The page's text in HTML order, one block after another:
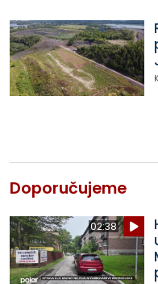
Doporučujeme
02:38